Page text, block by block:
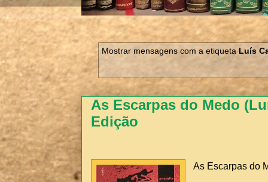
Mostrar mensagens com a etiqueta Luís
As Escarpas do Medo
Edição
As Escarpas do